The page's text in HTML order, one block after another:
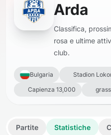
Arda
Classifica,
rosa e ultime
club.
Bulgaria Stadion
Capienza 13,000
grass
Partite Statistiche